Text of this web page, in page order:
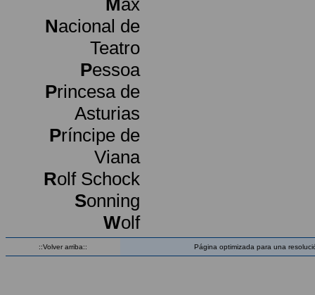
Max
Nacional de
Teatro
Pessoa
Princesa de
Asturias
Príncipe de
Viana
Rolf Schock
Sonning
Wolf
::Volver arriba:: Página optimizada para una